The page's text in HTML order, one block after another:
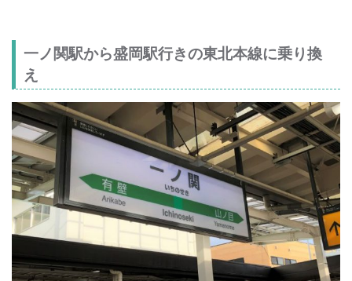
一ノ関駅から盛岡駅行きの東北本線に乗り換
え